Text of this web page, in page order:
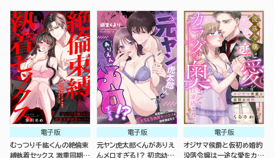
電子版
むっつり千紘くんの絶倫束
縛執着セックス 激重同期の
電子版
元ヤン虎太郎くんがありえ
んメロすぎる!? 初恋幼な
電子版
オジサマ侯爵と仮初め婚約
没落令嬢は一途な愛をカラ